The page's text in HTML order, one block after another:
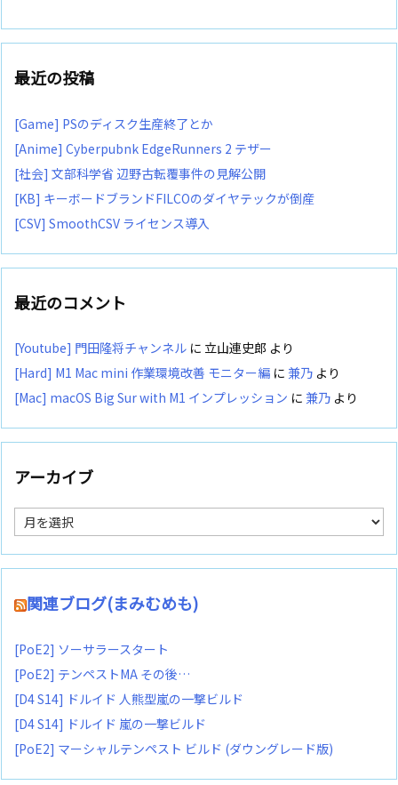
最近の投稿
[Game] PSのディスク生産終了とか
[Anime] Cyberpubnk EdgeRunners 2 テザー
[社会] 文部科学省 辺野古転覆事件の見解公開
[KB] キーボードブランドFILCOのダイヤテックが倒産
[CSV] SmoothCSV ライセンス導入
最近のコメント
[Youtube] 門田隆将チャンネル に 立山連史郎 より
[Hard] M1 Mac mini 作業環境改善 モニター編 に 兼乃 より
[Mac] macOS Big Sur with M1 インプレッション に 兼乃 より
アーカイブ
ア
ー
カ
イ
関連ブログ(まみむめも)
[PoE2] ソーサラースタート
[PoE2] テンペストMA その後…
[D4 S14] ドルイド 人熊型嵐の一撃ビルド
[D4 S14] ドルイド 嵐の一撃ビルド
[PoE2] マーシャルテンペスト ビルド (ダウングレード版)